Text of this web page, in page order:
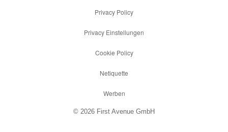
Privacy Policy
Privacy Einstellungen
Cookie Policy
Netiquette
Werben
© 2026 First Avenue GmbH